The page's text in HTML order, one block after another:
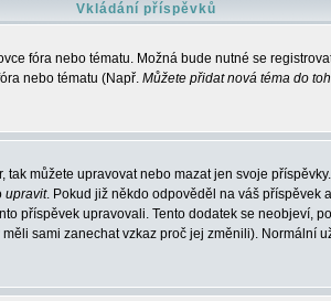
Vkládání příspěvků
fóra nebo tématu. Možná bude nutné se
nebo tématu (Např. Můžete přidat nová téma do
můžete upravovat nebo mazat jen svoje
upravit. Pokud již někdo odpověděl na váš příspěvek
příspěvek upravovali. Tento dodatek se neobjeví,
sami zanechat vzkaz proč jej změnili). Normální